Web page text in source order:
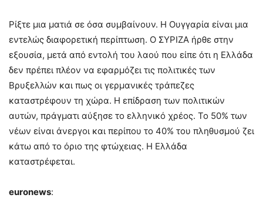
Ρίξτε μια ματιά σε όσα συμβαίνουν. Η Ουγγαρία είναι μια
εντελώς διαφορετική περίπτωση. Ο ΣΥΡΙΖΑ ήρθε στην
εξουσία, μετά από εντολή του λαού που είπε ότι η Ελλάδα
δεν πρέπει πλέον να εφαρμόζει τις πολιτικές των
Βρυξελλών και πως οι γερμανικές τράπεζες
καταστρέφουν τη χώρα. Η επίδραση των πολιτικών
αυτών, πράγματι αύξησε το ελληνικό χρέος. Το 50% των
νέων είναι άνεργοι και περίπου το 40% του πληθυσμού ζει
κάτω από το όριο της φτώχειας. Η Ελλάδα
καταστρέφεται.
euronews: